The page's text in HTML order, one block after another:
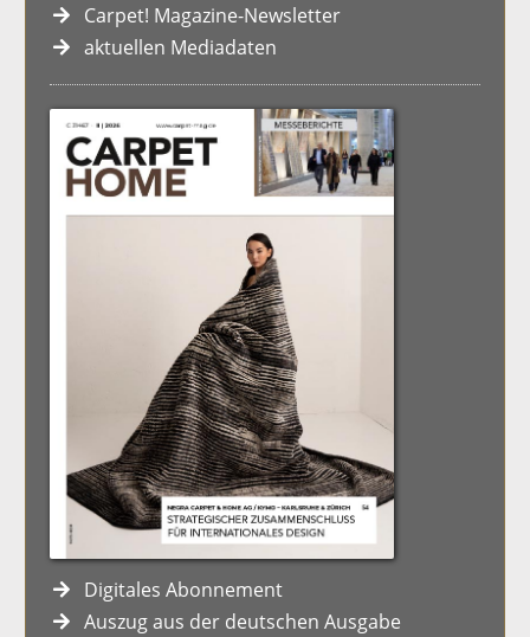
Carpet! Magazine-Newsletter
aktuellen Mediadaten
Digitales Abonnement
Auszug aus der deutschen Ausgabe